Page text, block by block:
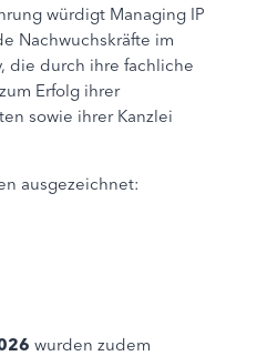
würdigt Managing IP
Nachwuchskräfte im
die durch ihre fachliche
Erfolg ihrer
sowie ihrer Kanzlei
ausgezeichnet:
wurden zudem